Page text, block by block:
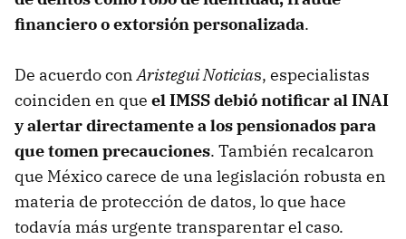
financiero o extorsión personalizada.
De acuerdo conAristegui Noticias, especialistas
coinciden en que el IMSS debió notificar al INAI
y alertar directamente a los pensionados para
que tomen precauciones. También recalcaron
que México carece de una legislación robusta en
materia de protección de datos, lo que hace
todavía más urgente transparentar el caso.